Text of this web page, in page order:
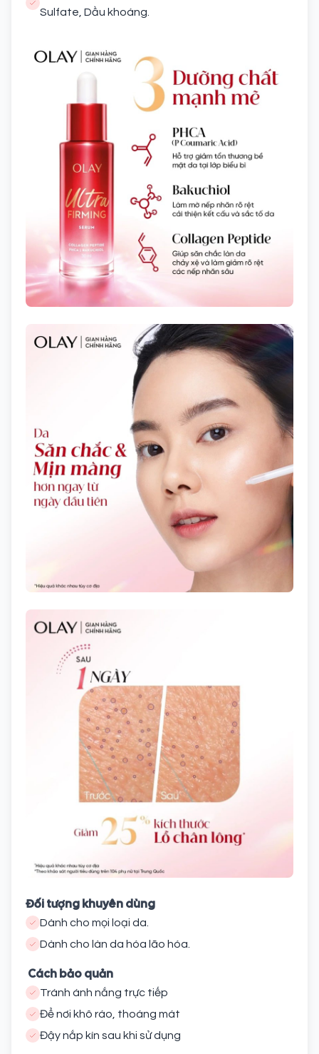
Sulfate, Dầu khoáng.
Đối tượng khuyên dùng
Dành cho mọi loại da.
Dành cho làn da hóa lão hóa.
Cách bảo quản
Tránh ánh nắng trực tiếp
Để nơi khô ráo, thoáng mát
Đậy nắp kín sau khi sử dụng